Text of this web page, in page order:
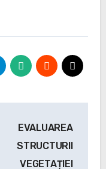
EVALUAREA
STRUCTURII
VEGETAȚIEI